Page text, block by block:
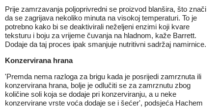
Prije zamrzavanja poljoprivredni se proizvod blanšira, što znači
da se zagrijava nekoliko minuta na visokoj temperaturi. To je
potrebno kako bi se deaktivirali neželjeni enzimi koji kvare
teksturu i boju za vrijeme čuvanja na hladnom, kaže Barrett.
Dodaje da taj proces ipak smanjuje nutritivni sadržaj namirnice.
Konzervirana hrana
'Premda nema razloga za brigu kada je posrijedi zamrznuta ili
konzervirana hrana, bolje je odlučiti se za zamrznutu zbog
količine soli koja se dodaje pri konzerviranju, a u neke
konzervirane vrste voća dodaje se i šećer', podsjeća Hachem